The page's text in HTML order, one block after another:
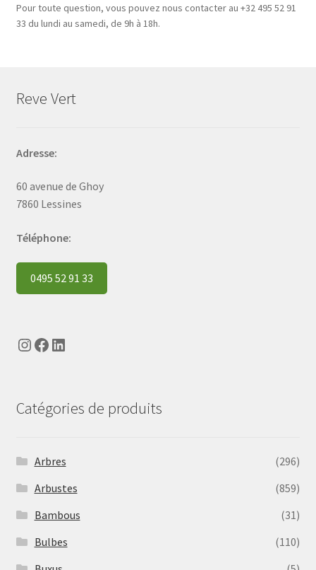
Pour toute question, vous pouvez nous contacter au +32 495 52 91
33 du lundi au samedi, de 9h à 18h.
Reve Vert
Adresse:
60 avenue de Ghoy
7860 Lessines
Téléphone:
0495 52 91 33
Instagram
Facebook
LinkedIn
Catégories de produits
Arbres
(296)
Arbustes
(859)
Bambous
(31)
Bulbes
(110)